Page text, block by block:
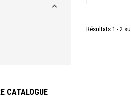
CATALOGUE
Résultats 1 - 2